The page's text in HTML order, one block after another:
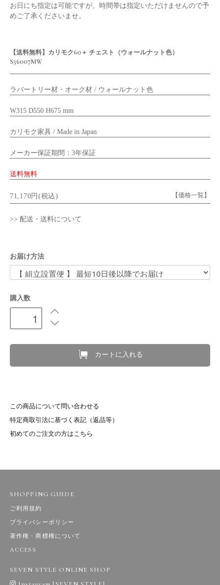
お日にち指定は可能ですが、時間帯は指定いただけませんので予
めご了承くださいませ。
【送料無料】カリモク60＋ チェスト（ウォールナット色）
S36007MW
ラバートリー材・オーク材 / ウォールナット色
W315 D550 H675 mm
カリモク家具 / Made in Japan
メーカー保証期間：3年保証
送料無料
71,170円(税込) 【価格一覧】
>> 配送・送料について
お届け方法
購入数
カートに入れる
この商品について問い合わせる
特定商取引法に基づく表記（返品等）
初めてのご注文の方はこちら
SHOPPING GUIDE
ご利用規約
プライバシーポリシー
著作権・商標権について
ACCESS
SEVEN STYLE ONLINE SHOP